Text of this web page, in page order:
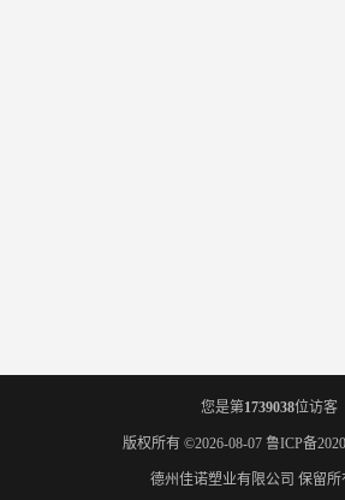
您是第1739038位访客
版权所有 ©2026-08-07 鲁ICP备
德州佳诺塑业有限公司 保留所